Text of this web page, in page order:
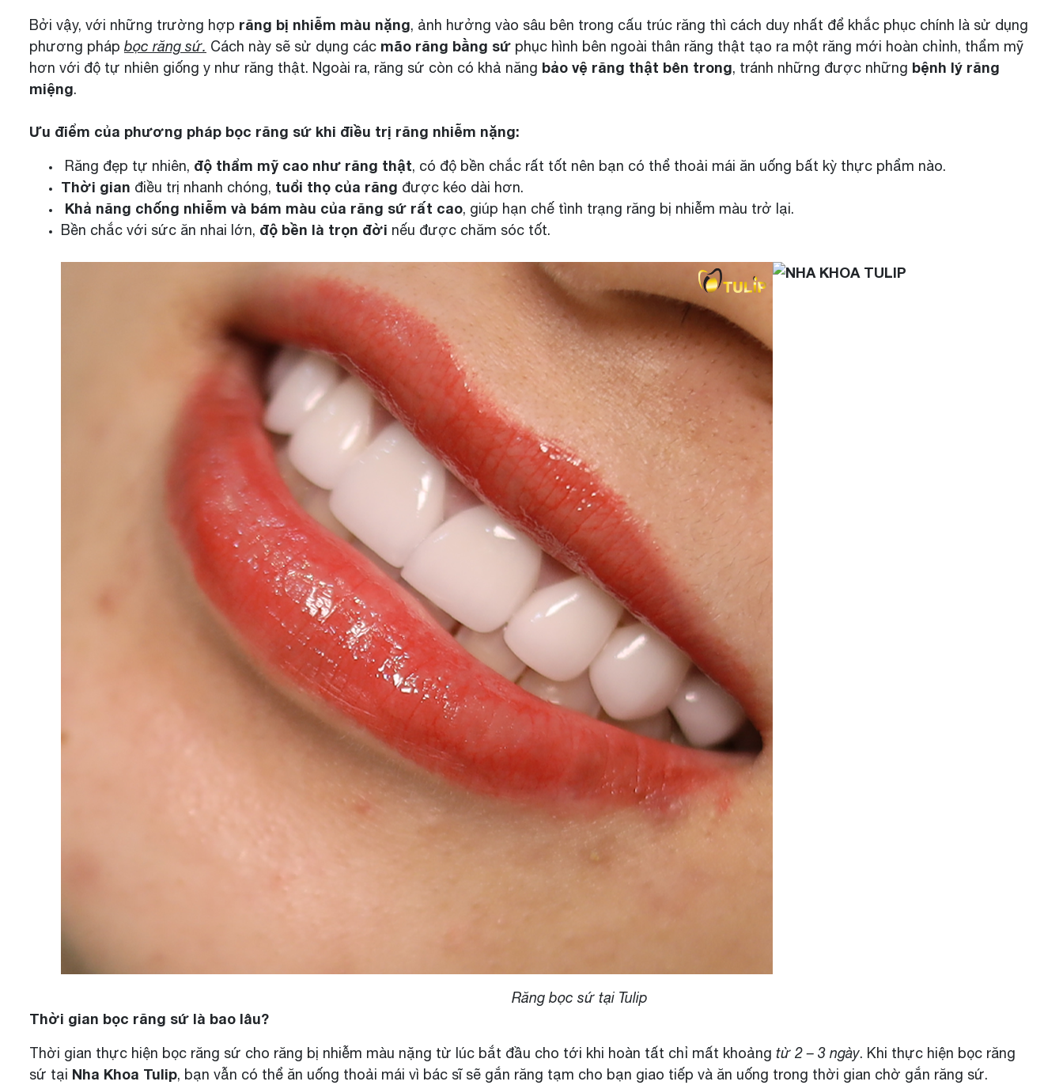
Bởi vậy, với những trường hợp răng bị nhiễm màu nặng, ảnh hưởng vào sâu bên trong cấu trúc răng thì cách duy nhất để khắc phục chính là sử dụng
phương pháp bọc răng sứ. Cách này sẽ sử dụng các mão răng bằng sứ phục hình bên ngoài thân răng thật tạo ra một răng mới hoàn chỉnh, thẩm mỹ
hơn với độ tự nhiên giống y như răng thật. Ngoài ra, răng sứ còn có khả năng bảo vệ răng thật bên trong, tránh những được những bệnh lý răng
miệng.
Ưu điểm của phương pháp bọc răng sứ khi điều trị răng nhiễm nặng:
Răng đẹp tự nhiên, độ thẩm mỹ cao như răng thật, có độ bền chắc rất tốt nên bạn có thể thoải mái ăn uống bất kỳ thực phẩm nào.
Thời gian điều trị nhanh chóng, tuổi thọ của răng được kéo dài hơn.
Khả năng chống nhiễm và bám màu của răng sứ rất cao, giúp hạn chế tình trạng răng bị nhiễm màu trở lại.
Bền chắc với sức ăn nhai lớn, độ bền là trọn đời nếu được chăm sóc tốt.
Răng bọc sứ tại Tulip
Thời gian bọc răng sứ là bao lâu?
Thời gian thực hiện bọc răng sứ cho răng bị nhiễm màu nặng từ lúc bắt đầu cho tới khi hoàn tất chỉ mất khoảng từ 2 – 3 ngày. Khi thực hiện bọc răng
sứ tại Nha Khoa Tulip, bạn vẫn có thể ăn uống thoải mái vì bác sĩ sẽ gắn răng tạm cho bạn giao tiếp và ăn uống trong thời gian chờ gắn răng sứ.